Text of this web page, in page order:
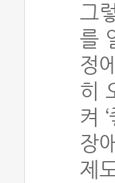
그
를
정
히
켜
장
제